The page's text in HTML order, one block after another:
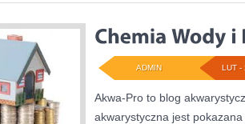
LUT -
ADMIN
Akwa-Pro to blog
akwarystyczna jest